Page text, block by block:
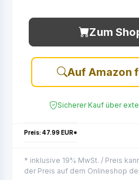
Zum
Auf Amazon
Sicherer Kauf über
Preis: 47.99 EUR*
* inklusive 19% MwSt. / Preis
der Preis auf dem Onlineshop